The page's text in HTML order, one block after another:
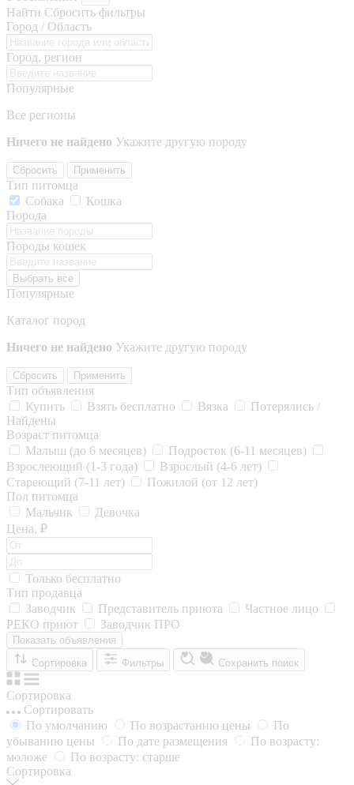
Найти Сбросить фильтры
Город / Область
Город, регион
Популярные
Все регионы
Ничего не найдено Укажите другую породу
Сбросить Применить
Тип питомца
Собака
Кошка
Порода
Породы кошек
Выбрать все
Популярные
Каталог пород
Ничего не найдено Укажите другую породу
Сбросить Применить
Тип объявления
Купить
Взять бесплатно Вязка
Потерялись /
Найдены
Возраст питомца
Малыш (до 6 месяцев)
Подросток (6-11 месяцев)
Взрослеющий (1-3 года)
Взрослый (4-6 лет)
Стареющий (7-11 лет)
Пожилой (от 12 лет)
Пол питомца
Мальчик
Девочка
Цена, ₽
Только бесплатно
Тип продавца
Заводчик
Представитель приюта
Частное лицо
РЕКО приют
Заводчик ПРО
Показать объявления
Сортировка
Фильтры Сохранить поиск
Сортировка
Сортировать
По умолчанию
По возрастанию цены
По
убыванию цены
По дате размещения
По возрасту:
моложе
По возрасту: старше
Сортировка